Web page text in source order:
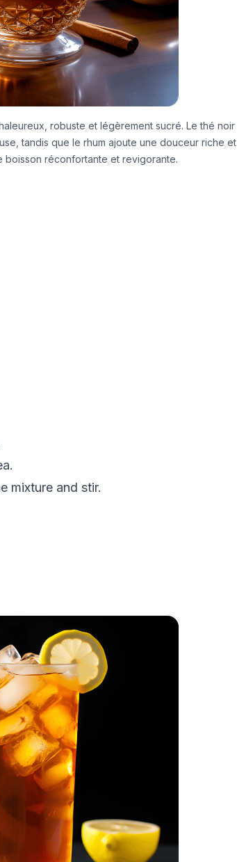
robuste et légèrement sucré. Le thé noir
tandis que le rhum ajoute une douceur riche et
boisson réconfortante et revigorante.
mixture and stir.